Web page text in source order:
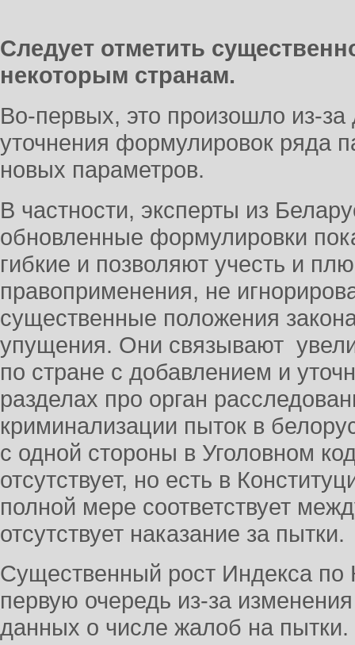
Следует отметить
некоторым странам.
Во-первых, это произошло из-
уточнения формулировок ряда
новых параметров.
В частности, эксперты из
обновленные формулировки
гибкие и позволяют учесть и
правоприменения, не
существенные положения
упущения. Они связывают
по стране с добавлением и
разделах про орган
криминализации пыток в
с одной стороны в Уголовном
отсутствует, но есть в
полной мере соответствует
отсутствует наказание за пытки.
Существенный рост Индекса по
первую очередь из-за
данных о числе жалоб на